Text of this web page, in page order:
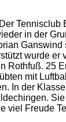
Tennisclub
in der
Ganswind
wurde er
Rothfuß. 25
mit
In der
viel Freude